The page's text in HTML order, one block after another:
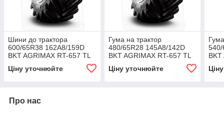
Шини до трактора
600/65R38 162A8/159D
BKT AGRIMAX RT-657 TL
Ціну уточнюйте
Гума на трактор
480/65R28 145A8/142D
BKT AGRIMAX RT-657 TL
Ціну уточнюйте
540/
BKT
Про нас